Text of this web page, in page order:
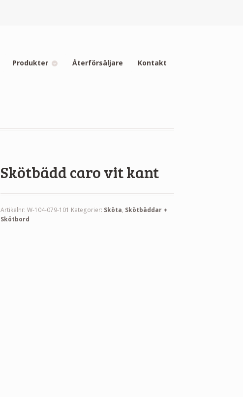
Produkter Återförsäljare Kontakt
Skötbädd caro vit kant
Artikelnr: W-104-079-101 Kategorier: Sköta, Skötbäddar +
Skötbord